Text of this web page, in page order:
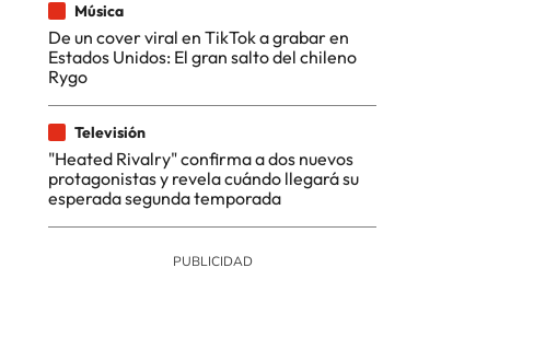
Música
De un cover viral en TikTok a grabar en
Estados Unidos: El gran salto del chileno
Rygo
Televisión
"Heated Rivalry" confirma a dos nuevos
protagonistas y revela cuándo llegará su
esperada segunda temporada